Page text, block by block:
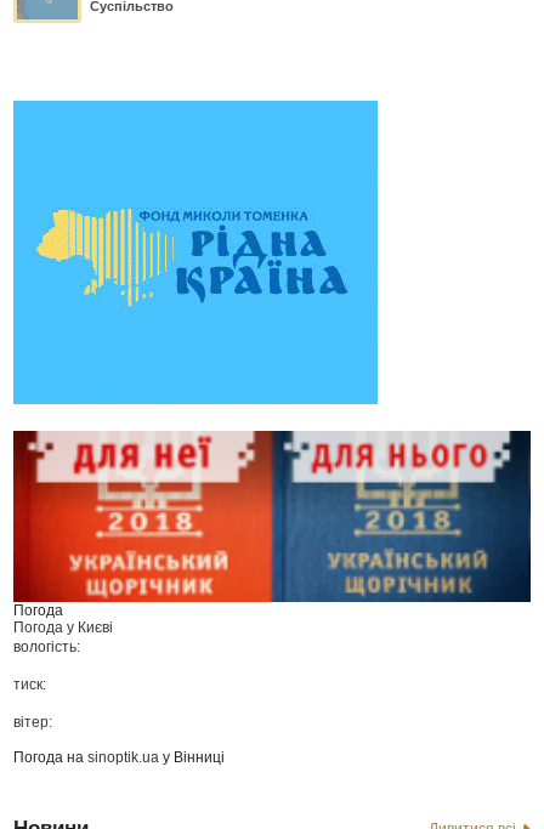
Суспільство
Погода
Погода у Києві
вологість:
тиск:
вітер:
Погода наsinoptik.ua у Вінниці